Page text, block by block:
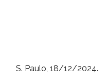
S. Paulo, 18/12/2024.